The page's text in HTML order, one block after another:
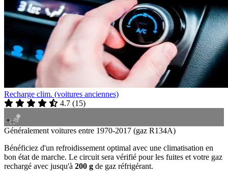
Recharge clim. (voitures anciennes)
4.7 (15)
Généralement voitures entre 1970-2017 (gaz R134A)
Bénéficiez d'un refroidissement optimal avec une climatisation en
bon état de marche. Le circuit sera vérifié pour les fuites et votre gaz
rechargé avec jusqu'à 200 g de gaz réfrigérant.